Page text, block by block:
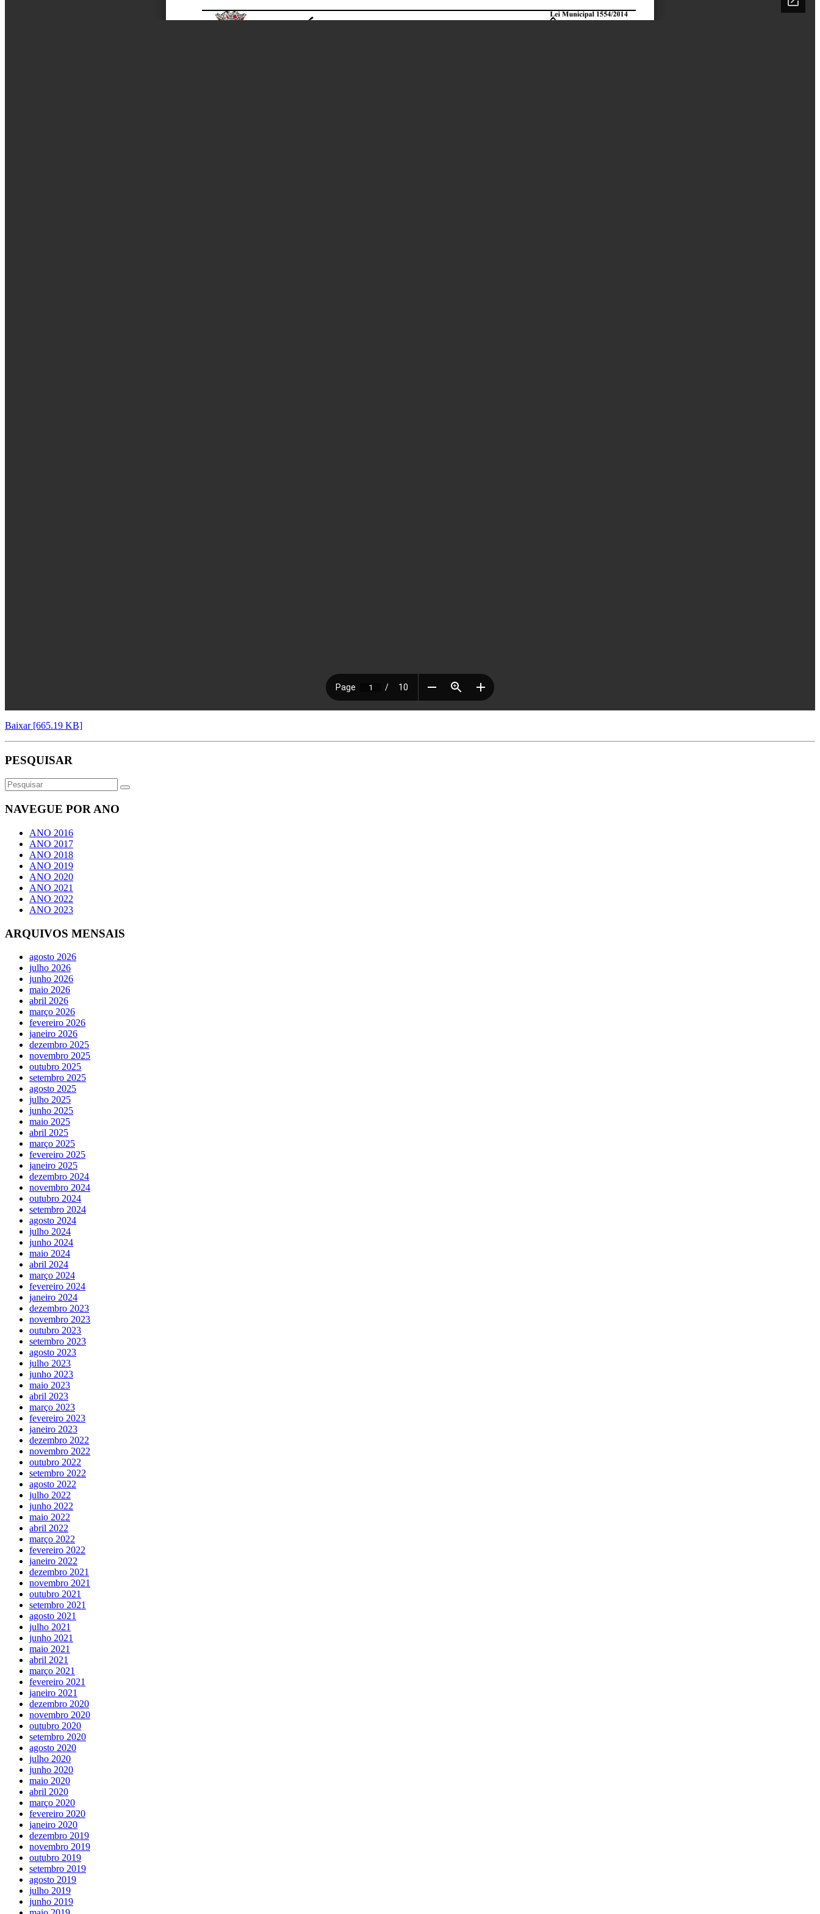
Baixar [665.19 KB]
PESQUISAR
NAVEGUE POR ANO
ANO 2016
ANO 2017
ANO 2018
ANO 2019
ANO 2020
ANO 2021
ANO 2022
ANO 2023
ARQUIVOS MENSAIS
agosto 2026
julho 2026
junho 2026
maio 2026
abril 2026
março 2026
fevereiro 2026
janeiro 2026
dezembro 2025
novembro 2025
outubro 2025
setembro 2025
agosto 2025
julho 2025
junho 2025
maio 2025
abril 2025
março 2025
fevereiro 2025
janeiro 2025
dezembro 2024
novembro 2024
outubro 2024
setembro 2024
agosto 2024
julho 2024
junho 2024
maio 2024
abril 2024
março 2024
fevereiro 2024
janeiro 2024
dezembro 2023
novembro 2023
outubro 2023
setembro 2023
agosto 2023
julho 2023
junho 2023
maio 2023
abril 2023
março 2023
fevereiro 2023
janeiro 2023
dezembro 2022
novembro 2022
outubro 2022
setembro 2022
agosto 2022
julho 2022
junho 2022
maio 2022
abril 2022
março 2022
fevereiro 2022
janeiro 2022
dezembro 2021
novembro 2021
outubro 2021
setembro 2021
agosto 2021
julho 2021
junho 2021
maio 2021
abril 2021
março 2021
fevereiro 2021
janeiro 2021
dezembro 2020
novembro 2020
outubro 2020
setembro 2020
agosto 2020
julho 2020
junho 2020
maio 2020
abril 2020
março 2020
fevereiro 2020
janeiro 2020
dezembro 2019
novembro 2019
outubro 2019
setembro 2019
agosto 2019
julho 2019
junho 2019